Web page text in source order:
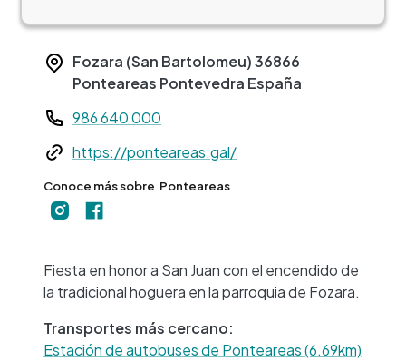
Fozara (San Bartolomeu)36866
Ponteareas Pontevedra España
Teléfono
986 640 000
Webhttps://ponteareas.gal/
Conoce más sobre Ponteareas
Fiesta en honor a San Juan con el encendido de
la tradicional hoguera en la parroquia de Fozara.
Transportes más cercano:
Estación de autobuses de Ponteareas (6.69km)